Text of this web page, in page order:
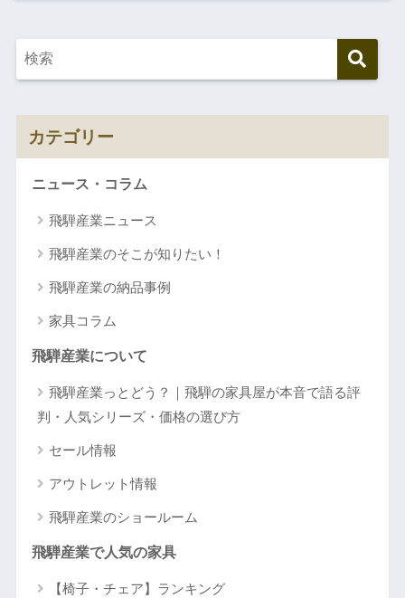
カテゴリー
ニュース・コラム
飛騨産業ニュース
飛騨産業のそこが知りたい！
飛騨産業の納品事例
家具コラム
飛騨産業について
飛騨産業っとどう？｜飛騨の家具屋が本音で語る評
判・人気シリーズ・価格の選び方
セール情報
アウトレット情報
飛騨産業のショールーム
飛騨産業で人気の家具
【椅子・チェア】ランキング